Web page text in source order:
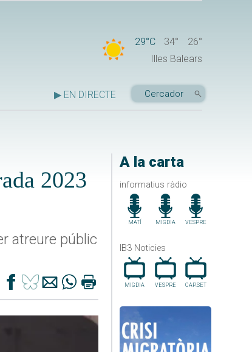
29°C 34°
26°
Illes Balears
▶ EN DIRECTE
A la carta
informatius ràdio
MATÍ MIGDIA VESPRE
IB3 Noticies
MIGDIA VESPRE CAP.SET
2023
atreure públic